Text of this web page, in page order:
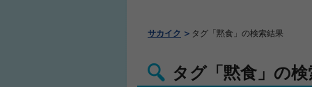
サカイク タグ「黙食」の検索結果
タグ「黙食」の検